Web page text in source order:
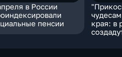
в России
пенсии
края: в